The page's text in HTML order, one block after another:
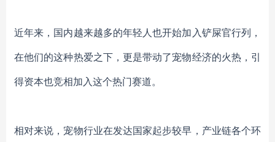
近年来 ， 国内越来越多的年轻人也开始加入铲屎官行列，
在他们的这种热爱之下，更是带动了宠物经济的火热，引
得资本也竞相加入这个热门赛道。
相对来说，宠物行业在发达国家起步较早，产业链各个环